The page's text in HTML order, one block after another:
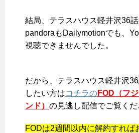
結局、 テラスハウス軽井沢36
pandoraもDailymotionでも、
視聴できませんでした 。
だから、テラスハウス軽井沢
したい方はコチラのFOD（フ
ンド） の見逃し配信でご覧くだ
FODは2週間以内に解約すれば